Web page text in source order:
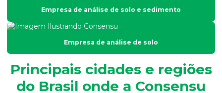
Análise granulométrica
Análise granulométrica do solo
Análise microbiológica de água
Empresa de análise de solo e sedimento
Empresa de análise de solo
Principais cidades e regiões
do Brasil onde a Consensu